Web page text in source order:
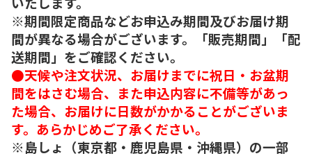
※期間限定商品などお申込み期間及びお届け期
間が異なる場合がございます。「販売期間」「配
送期間」をご確認ください。
●天候や注文状況、お届けまでに祝日・お盆期
間をはさむ場合、また申込内容に不備等があっ
た場合、お届けに日数がかかることがございま
す。あらかじめご了承ください。
※島しょ（東京都・鹿児島県・沖縄県）の一部